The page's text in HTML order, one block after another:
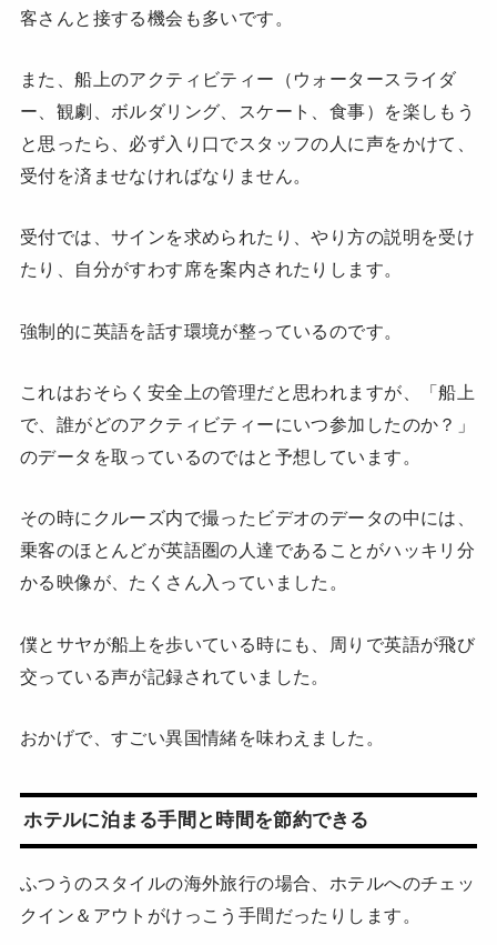
客さんと接する機会も多いです。
また、船上のアクティビティー（ウォータースライダ
ー、観劇、ボルダリング、スケート、食事）を楽しもう
と思ったら、必ず入り口でスタッフの人に声をかけて、
受付を済ませなければなりません。
受付では、サインを求められたり、やり方の説明を受け
たり、自分がすわす席を案内されたりします。
強制的に英語を話す環境が整っているのです。
これはおそらく安全上の管理だと思われますが、「船上
で、誰がどのアクティビティーにいつ参加したのか？」
のデータを取っているのではと予想しています。
その時にクルーズ内で撮ったビデオのデータの中には、
乗客のほとんどが英語圏の人達であることがハッキリ分
かる映像が、たくさん入っていました。
僕とサヤが船上を歩いている時にも、周りで英語が飛び
交っている声が記録されていました。
おかげで、すごい異国情緒を味わえました。
ホテルに泊まる手間と時間を節約できる
ふつうのスタイルの海外旅行の場合、ホテルへのチェッ
クイン＆アウトがけっこう手間だったりします。